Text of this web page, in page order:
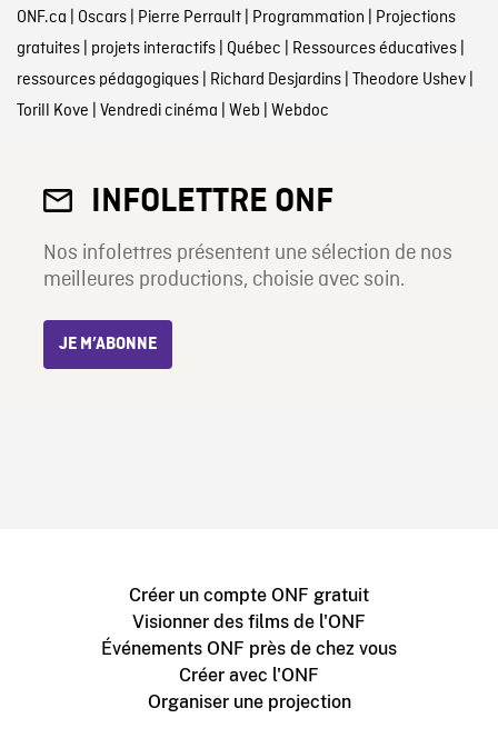
ONF.ca | Oscars| Pierre Perrault| Programmation | Projections
gratuites| projets interactifs| Québec | Ressources éducatives|
ressources pédagogiques| Richard Desjardins| Theodore Ushev|
Torill Kove | Vendredi cinéma | Web | Webdoc
INFOLETTRE ONF
Nos infolettres présentent une sélection de nos
meilleures productions, choisie avec soin.
JE M’ABONNE
Créer un compte ONF gratuit
Visionner des films de l'ONF
Événements ONF près de chez vous
Créer avec l'ONF
Organiser une projection